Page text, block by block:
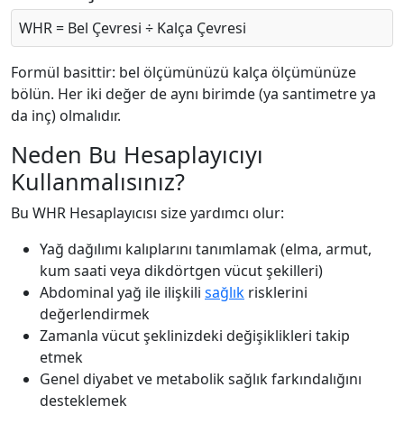
WHR = Bel Çevresi ÷ Kalça Çevresi
Formül basittir: bel ölçümünüzü kalça ölçümünüze
bölün. Her iki değer de aynı birimde (ya santimetre ya
da inç) olmalıdır.
Neden Bu Hesaplayıcıyı
Kullanmalısınız?
Bu WHR Hesaplayıcısı size yardımcı olur:
Yağ dağılımı kalıplarını tanımlamak (elma, armut,
kum saati veya dikdörtgen vücut şekilleri)
Abdominal yağ ile ilişkili sağlık risklerini
değerlendirmek
Zamanla vücut şeklinizdeki değişiklikleri takip
etmek
Genel diyabet ve metabolik sağlık farkındalığını
desteklemek